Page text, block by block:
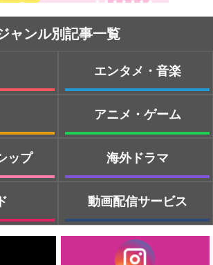
ャンル別記事一覧
ップ
エンタメ・音楽
アニメ・ゲーム
海外ドラマ
動画配信サービス